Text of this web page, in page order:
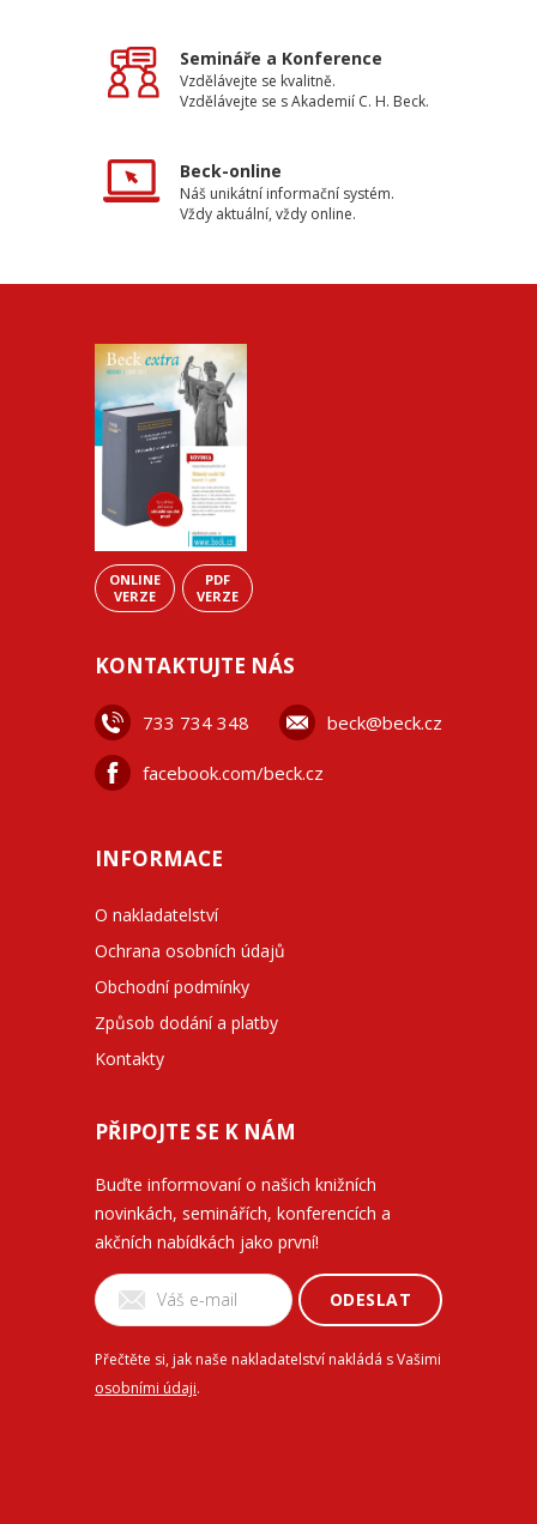
Semináře a Konference
Vzdělávejte se kvalitně.
Vzdělávejte se s Akademií C. H. Beck.
Beck-online
Náš unikátní informační systém.
Vždy aktuální, vždy online.
ONLINE
VERZE
PDF
VERZE
KONTAKTUJTE NÁS
733 734 348 beck@beck.cz
facebook.com/beck.cz
INFORMACE
O nakladatelství
Ochrana osobních údajů
Obchodní podmínky
Způsob dodání a platby
Kontakty
PŘIPOJTE SE K NÁM
Buďte informovaní o našich knižních
novinkách, seminářích, konferencích a
akčních nabídkách jako první!
ODESLAT
Přečtěte si, jak naše nakladatelství nakládá s Vašimi
osobními údaji.